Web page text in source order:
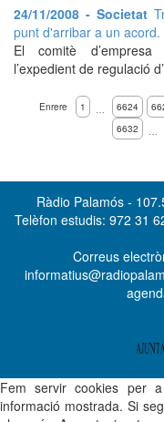
24/11/2008 - Societat
punt d'arribar a un acord.
El comitè
l’expedient de regulació
Enrere 1 … 6624
6632
…
Ràdio Palamós -
Telèfon estudis: 972 31
Correus
Fem servir cookies per
informació mostrada. Si